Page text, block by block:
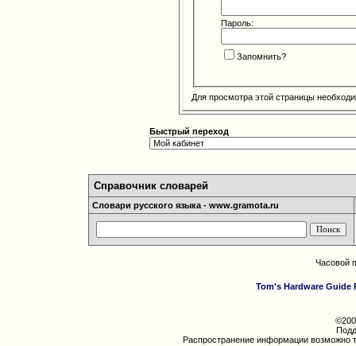
Пароль:
Запомнить?
Для просмотра этой страницы
Быстрый переход
Справочник словарей
Словари русского языка - www.gramota.ru
Часовой
Tom's Hardware Guide
Распространение информации возможно